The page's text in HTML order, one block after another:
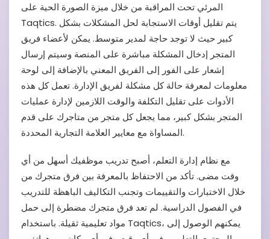
المرئي تحت المراقبة من خلال ميزة الصورة الحية على
Taqtics. يتم تقليل أوقات الاستجابة لحل المشكلات بشكل
كبير حيث لا توجد حاجة لمدير متوسط. يمكن لأعضاء فريق
المتجر إدخال المشكلة مباشرة على المنصة وسيتم إرسال
إشعار على الفور إلى الفريق المعني بالإضافة إلى لوحة
معلومات لمعرفة حالة كل مشكلة لفريق الإدارة. تعمل كل هذه
الأدوات على تقليل التكلفة والوقت اللازمين لإدارة عمليات
المتجر بشكل كبير، مما يجعل كل متجر من متاجرك على قدم
المساواة مع معايير العلامة التجارية المحددة.
مع نظام إدارة التعلم، أصبح تدريب موظفيك أسهل من أي
وقت مضى. تأكد من الاحتفاظ بالمعرفة بين فرق متجرك من
خلال الاختبارات والتقييمات وتجنب التكاليف الباهظة للتدريب
في الفصول الدراسية. لم تعد فرق متجرك مضطرة إلى حمل
مواد تعليمية ثقيلة. باستخدام Taqtics، يمكنهم الوصول إلى